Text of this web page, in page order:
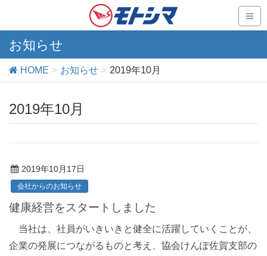
お知らせ
HOME お知らせ 2019年10月
2019年10月
2019年10月17日
会社からのお知らせ
健康経営をスタートしました
当社は、社員がいきいきと健全に活躍していくことが、
企業の発展につながるものと考え、協会けんぽ佐賀支部の